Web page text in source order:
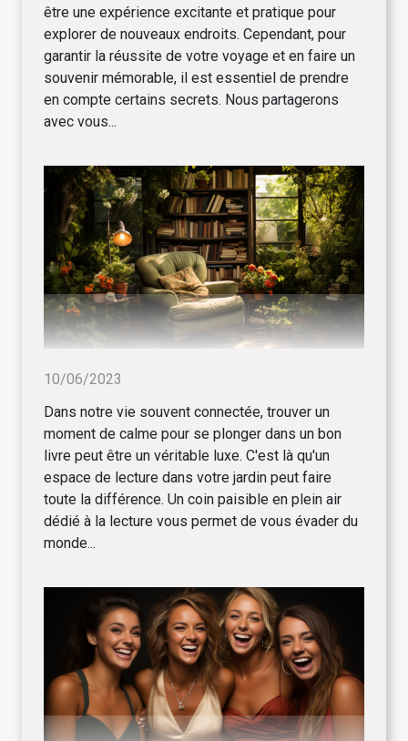
être une expérience excitante et pratique pour
explorer de nouveaux endroits. Cependant, pour
garantir la réussite de votre voyage et en faire un
souvenir mémorable, il est essentiel de prendre
en compte certains secrets. Nous partagerons
avec vous...
10/06/2023
Dans notre vie souvent connectée, trouver un
moment de calme pour se plonger dans un bon
livre peut être un véritable luxe. C'est là qu'un
espace de lecture dans votre jardin peut faire
toute la différence. Un coin paisible en plein air
dédié à la lecture vous permet de vous évader du
monde...